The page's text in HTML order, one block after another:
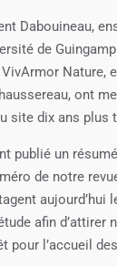
Dabouineau,
de
Nature,
ont
site dix ans plus
publié un
de notre
aujourd’hui
afin d’attirer
pour l’accueil